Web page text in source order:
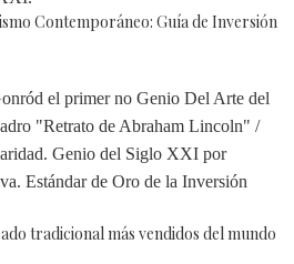
Contemporáneo: Guía de Inversión
tradicional más vendidos del mundo